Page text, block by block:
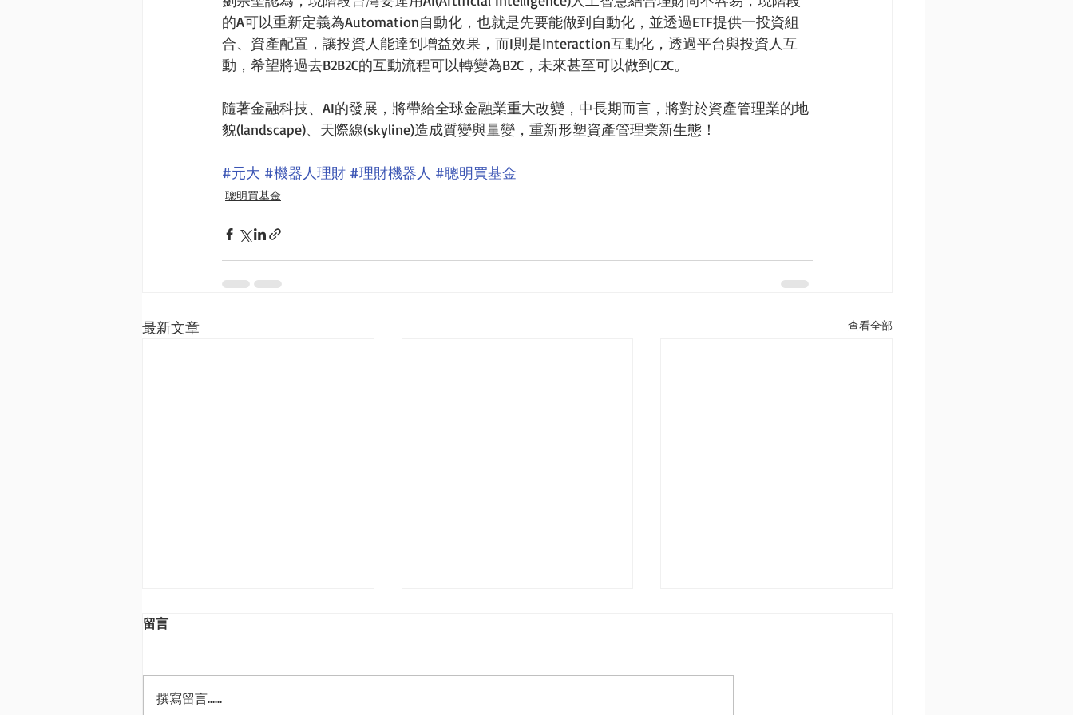
的A可以重新定義為Automation自動化，也就是先要能做到自動化，並透過ETF提供一投資組
合、資產配置，讓投資人能達到增益效果，而I則是Interaction互動化，透過平台與投資人互
動，希望將過去B2B2C的互動流程可以轉變為B2C，未來甚至可以做到C2C。
隨著金融科技、AI的發展，將帶給全球金融業重大改變，中長期而言，將對於資產管理業的地
貌(landscape)、天際線(skyline)造成質變與量變，重新形塑資產管理業新生態！
#元大 #機器人理財 #理財機器人 #聰明買基金
聰明買基金
最新文章 查看全部
留言
撰寫留言......